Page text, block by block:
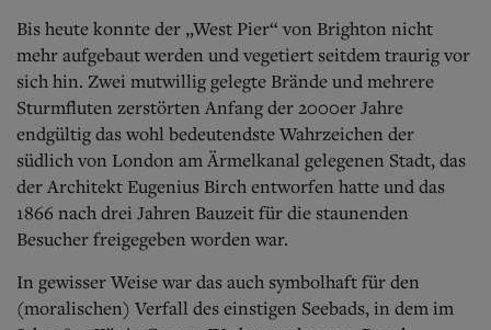
Bis heute konnte der „West Pier“ von Brighton nicht
mehr aufgebaut werden und vegetiert seitdem traurig vor
sich hin. Zwei mutwillig gelegte Brände und mehrere
Sturmfluten zerstörten Anfang der 2000er Jahre
endgültig das wohl bedeutendste Wahrzeichen der
südlich von London am Ärmelkanal gelegenen Stadt, das
der Architekt Eugenius Birch entworfen hatte und das
1866 nach drei Jahren Bauzeit für die staunenden
Besucher freigegeben worden war.
In gewisser Weise war das auch symbolhaft für den
(moralischen) Verfall des einstigen Seebads, in dem im